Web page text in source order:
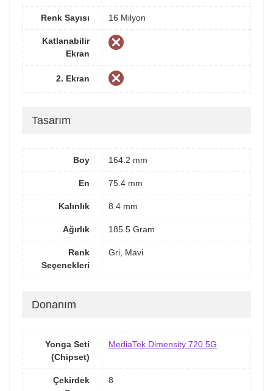
Renk Sayısı 16 Milyon
Katlanabilir
Ekran
2. Ekran
Tasarım
Boy 164.2 mm
En 75.4 mm
Kalınlık 8.4 mm
Ağırlık 185.5 Gram
Renk
Seçenekleri
Gri, Mavi
Donanım
Yonga Seti
(Chipset)
MediaTek Dimensity 720 5G
Çekirdek
8